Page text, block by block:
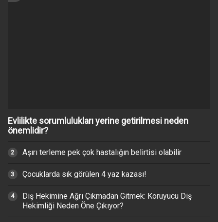
Evlilikte sorumlulukları yerine getirilmesi neden
önemlidir?
Aşırı terleme pek çok hastalığın belirtisi olabilir
Çocuklarda sık görülen 4 yaz kazası!
Diş Hekimine Ağrı Çıkmadan Gitmek: Koruyucu Diş
Hekimliği Neden Öne Çıkıyor?